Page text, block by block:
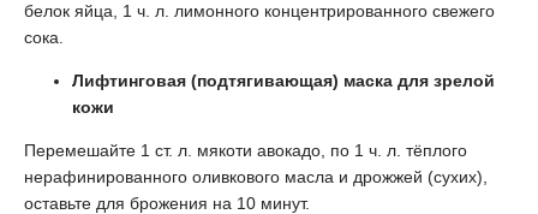
белок яйца, 1 ч. л. лимонного концентрированного свежего
сока.
Лифтинговая (подтягивающая) маска для зрелой
кожи
Перемешайте 1 ст. л. мякоти авокадо, по 1 ч. л. тёплого
нерафинированного оливкового масла и дрожжей (сухих),
оставьте для брожения на 10 минут.